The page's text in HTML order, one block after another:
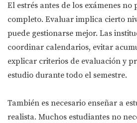
El estrés antes de los exámenes
completo. Evaluar implica cierto
puede gestionarse mejor. Las
coordinar calendarios, evitar
explicar criterios de evaluación y
estudio durante todo el semestre.
También es necesario enseñar a
realista. Muchos estudiantes no